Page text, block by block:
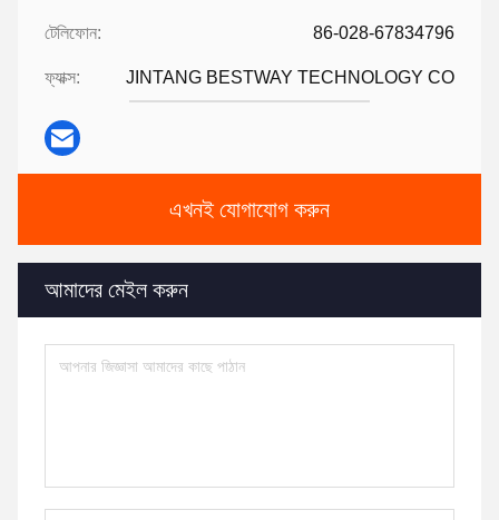
টেলিফোন: 86-028-67834796
ফ্যাক্স: JINTANG BESTWAY TECHNOLOGY CO
এখনই যোগাযোগ করুন
আমাদের মেইল করুন